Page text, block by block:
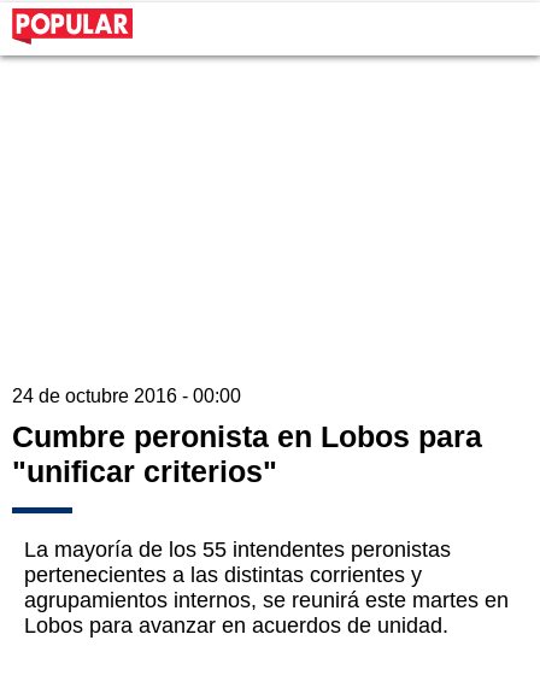
24 de octubre 2016 - 00:00
Cumbre peronista en Lobos para
"unificar criterios"
La mayoría de los 55 intendentes peronistas
pertenecientes a las distintas corrientes y
agrupamientos internos, se reunirá este martes en
Lobos para avanzar en acuerdos de unidad.